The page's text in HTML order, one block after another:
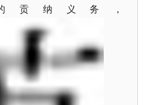
贡纳义务，